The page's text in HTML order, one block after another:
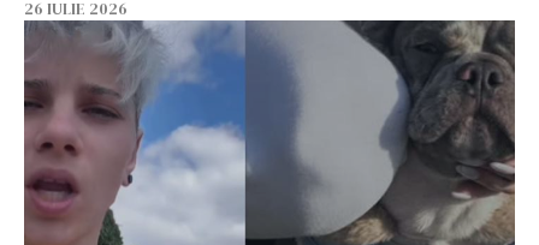
26 IULIE 2026